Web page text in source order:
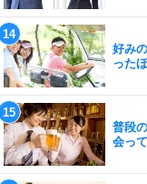
好み
った
普段
会っ